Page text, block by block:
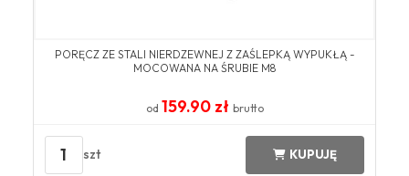
PORĘCZ ZE STALI NIERDZEWNEJ Z ZAŚLEPKĄ WYPUKŁĄ -
MOCOWANA NA ŚRUBIE M8
od 159.90 zł brutto
1 szt KUPUJĘ